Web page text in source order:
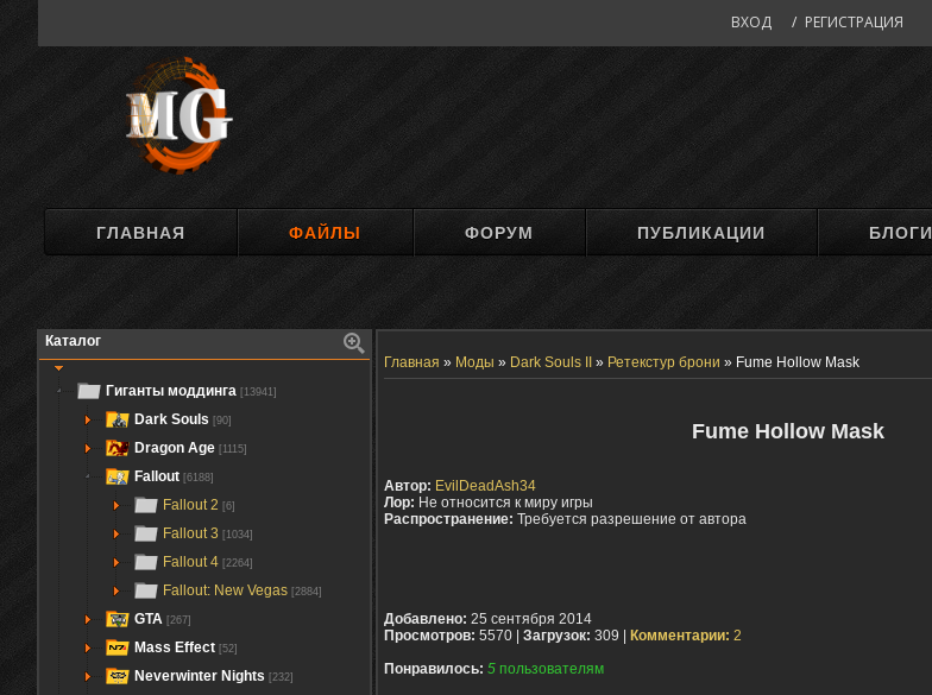
ВХОД / РЕГИСТРАЦИЯ
ГЛАВНАЯ ФАЙЛЫ ФОРУМ ПУБЛИКАЦИИ БЛОГИ
Каталог
Гиганты моддинга [13941]
Dark Souls [90]
Dragon Age [1115]
Fallout [6188]
Fallout 2 [6]
Fallout 3 [1034]
Fallout 4 [2264]
Fallout: New Vegas [2884]
GTA [267]
Mass Effect [52]
Neverwinter Nights [232]
Главная » Моды » Dark Souls II » Ретекстур брони » Fume Hollow Mask
Fume Hollow Mask
Автор: EvilDeadAsh34
Лор: Не относится к миру игры
Распространение: Требуется разрешение от автора
Добавлено: 25 сентября 2014
Просмотров: 5570 | Загрузок: 309 | Комментарии: 2
Понравилось: 5 пользователям